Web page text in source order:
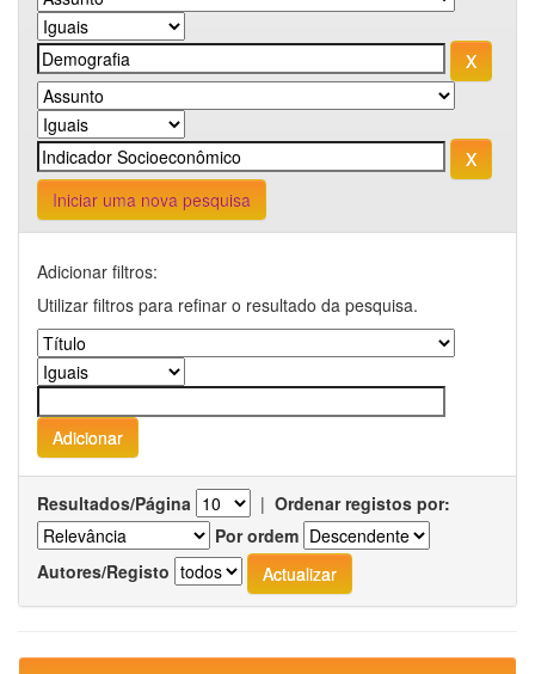
Iniciar uma nova pesquisa
Adicionar filtros:
Utilizar filtros para refinar o resultado da pesquisa.
Resultados/Página | Ordenar registos por:
Por ordem
Autores/Registo